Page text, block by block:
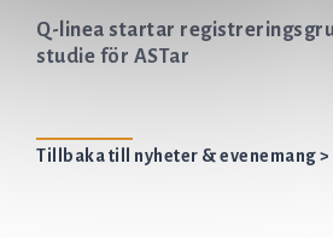
Q-linea startar
studie för ASTar
Tillbaka till nyheter & evenemang >